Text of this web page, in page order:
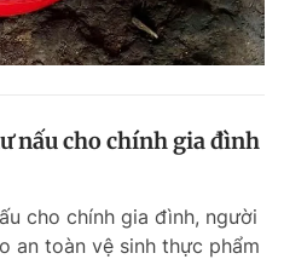
nấu cho chính gia đình
cho chính gia đình, người
an toàn vệ sinh thực phẩm